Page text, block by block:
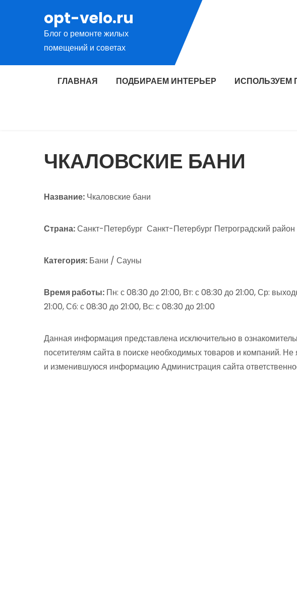
содержимому
opt-velo.ru
Блог о ремонте жилых
помещений и советах
ГЛАВНАЯ ПОДБИРАЕМ ИНТЕРЬЕР ИСПОЛЬЗУЕМ
ЧКАЛОВСКИЕ БАНИ
Название: Чкаловские бани
Страна:Санкт-Петербург Санкт-Петербург Петроградский район
Категория: Бани / Сауны
Время работы: Пн: с 08:30 до 21:00, Вт: с 08:30 до 21:00, Ср:
21:00, Сб: с 08:30 до 21:00, Вс: с 08:30 до 21:00
Данная информация представлена исключительно в
посетителям сайта в поиске необходимых товаров и компаний.
и изменившуюся информацию Администрация сайта